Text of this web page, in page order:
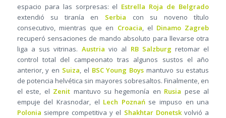
espacio para las sorpresas: el Estrella Roja de Belgrado
extendió su tiranía en Serbia con su noveno título
consecutivo, mientras que en Croacia, el Dinamo Zagreb
recuperó sensaciones de mando absoluto para llevarse otra
liga a sus vitrinas. Austria vio al RB Salzburgretomar el
control total del campeonato tras algunos sustos el año
anterior, y en Suiza, el BSC Young Boys mantuvo su estatus
de potencia helvética sin mayores sobresaltos. Finalmente, en
el este, el Zenit mantuvo su hegemonía en Rusia pese al
empuje del Krasnodar, el Lech Poznańse impuso en una
Polonia siempre competitiva y el Shakhtar Donetskvolvió a